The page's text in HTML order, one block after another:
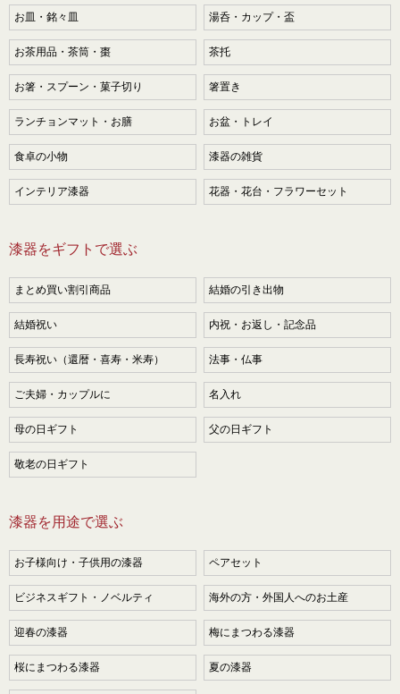
お皿・銘々皿 湯呑・カップ・盃
お茶用品・茶筒・棗 茶托
お箸・スプーン・菓子切り 箸置き
ランチョンマット・お膳 お盆・トレイ
食卓の小物 漆器の雑貨
インテリア漆器 花器・花台・フラワーセット
漆器をギフトで選ぶ
まとめ買い割引商品 結婚の引き出物
結婚祝い 内祝・お返し・記念品
長寿祝い（還暦・喜寿・米寿） 法事・仏事
ご夫婦・カップルに 名入れ
母の日ギフト 父の日ギフト
敬老の日ギフト
漆器を用途で選ぶ
お子様向け・子供用の漆器 ペアセット
ビジネスギフト・ノベルティ 海外の方・外国人へのお土産
迎春の漆器 梅にまつわる漆器
桜にまつわる漆器 夏の漆器